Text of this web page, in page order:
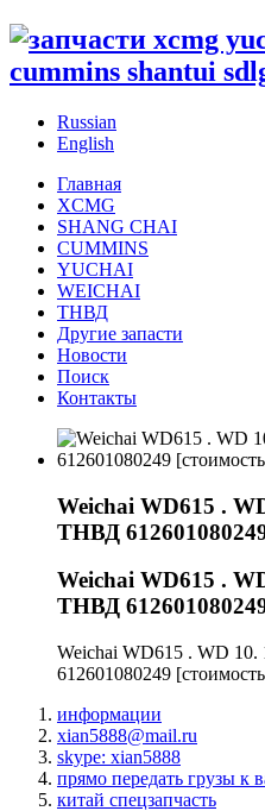
Russian
English
Главная
XCMG
SHANG CHAI
CUMMINS
YUCHAI
WEICHAI
ТНВД
Другие запасти
Новости
Поиск
Контакты
Weichai WD615 .
ТНВД
Weichai WD615 .
ТНВД
Weichai WD615 . WD
612601080249
информации
xian5888@mail.ru
skype: xian5888
прямо передать грузы к
китай спецзапчасть